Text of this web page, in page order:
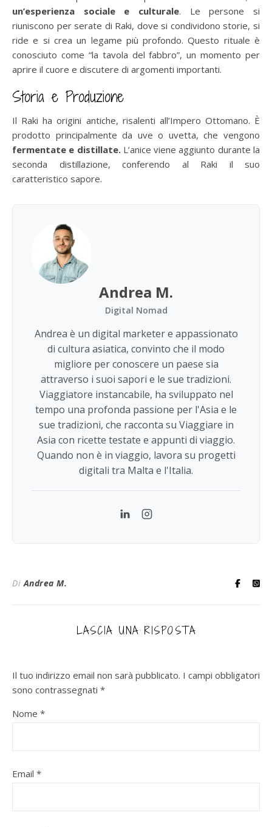
un’esperienza sociale e culturale. Le persone si
riuniscono per serate di Raki, dove si condividono storie, si
ride e si crea un legame più profondo. Questo rituale è
conosciuto come “la tavola del fabbro”, un momento per
aprire il cuore e discutere di argomenti importanti.
Storia e Produzione
Il Raki ha origini antiche, risalenti all’Impero Ottomano. È
prodotto principalmente da uve o uvetta, che vengono
fermentate e distillate.L’anice viene aggiunto durante la
seconda distillazione, conferendo al Raki il suo
caratteristico sapore.
Andrea M.
Digital Nomad
Andrea è un digital marketer e appassionato
di cultura asiatica, convinto che il modo
migliore per conoscere un paese sia
attraverso i suoi sapori e le sue tradizioni.
Viaggiatore instancabile, ha sviluppato nel
tempo una profonda passione per l'Asia e le
sue tradizioni, che racconta su Viaggiare in
Asia con ricette testate e appunti di viaggio.
Quando non è in viaggio, lavora su progetti
digitali tra Malta e l'Italia.
LinkedInInstagram
DiAndrea M.
LASCIA UNA RISPOSTA
Il tuo indirizzo email non sarà pubblicato. I campi obbligatori
sono contrassegnati *
Nome *
Email *